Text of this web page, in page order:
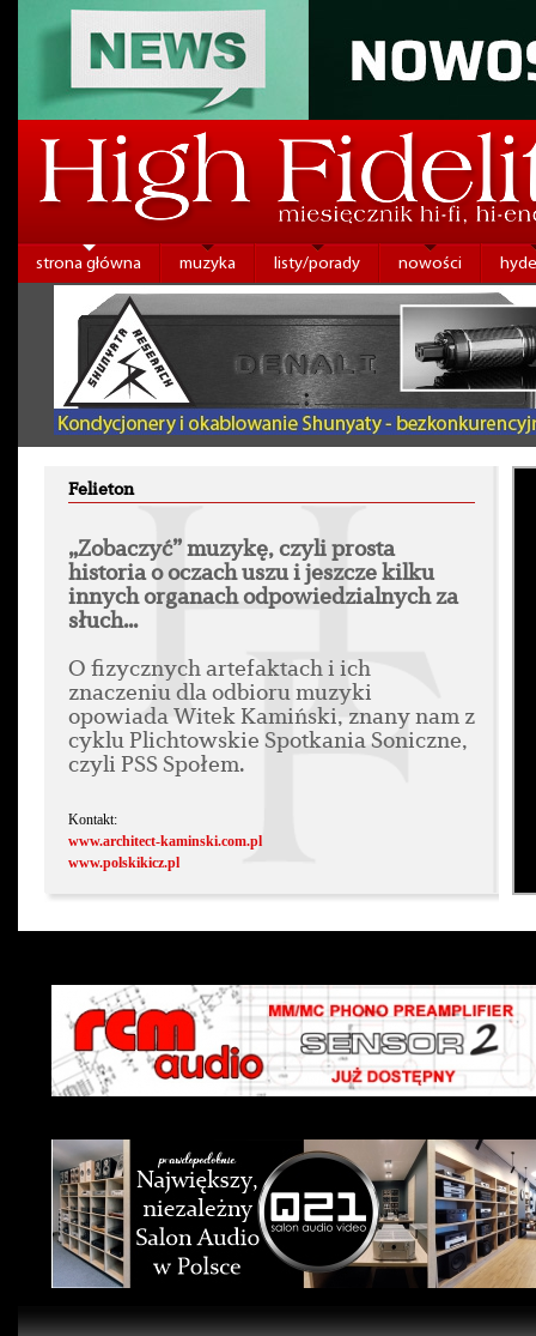
strona główna muzyka listy/porady nowości
Felieton
„Zobaczyć” muzykę, czyli prosta
historia o oczach uszu i jeszcze kilku
innych organach odpowiedzialnych za
słuch...
O fizycznych artefaktach i ich
znaczeniu dla odbioru muzyki
opowiada Witek Kamiński, znany nam z
cyklu Plichtowskie Spotkania Soniczne,
czyli PSS Społem.
Kontakt:
www.architect-kaminski.com.pl
www.polskikicz.pl